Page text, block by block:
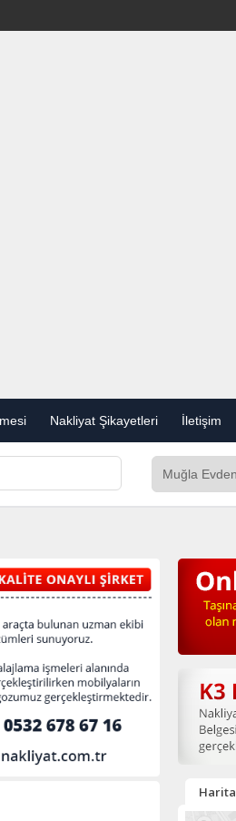
Nakliyat Şikayetleri İletişim
Harita